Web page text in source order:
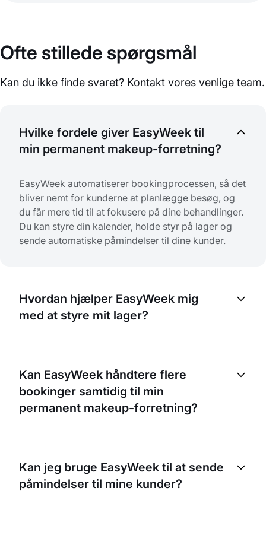
Ofte stillede spørgsmål
Kan du ikke finde svaret? Kontakt vores venlige team.
Hvilke fordele giver EasyWeek til
min permanent makeup-forretning?
EasyWeek automatiserer bookingprocessen, så det
bliver nemt for kunderne at planlægge besøg, og
du får mere tid til at fokusere på dine behandlinger.
Du kan styre din kalender, holde styr på lager og
sende automatiske påmindelser til dine kunder.
Hvordan hjælper EasyWeek mig
med at styre mit lager?
materialer, så du kan forudse, hvornår du skal
genbestille. Det kan også hjælpe dig med at se
tendenser i produktforbruget, så du kan tilpasse
Kan EasyWeek håndtere flere
bookinger samtidig til min
permanent makeup-forretning?
din, hvor flere kunder kan have booket forskellige
ydelser på samme tid.
Kan jeg bruge EasyWeek til at sende
påmindelser til mine kunder?